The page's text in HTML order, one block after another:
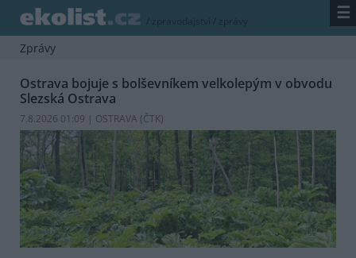
/ zpravodajství / zprávy ☰
Zprávy
Ostrava bojuje s bolševníkem velkolepým v obvodu
Slezská Ostrava
7.8.2026 01:09 | OSTRAVA (ČTK)